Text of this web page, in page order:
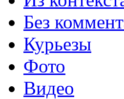
Без
Курьезы
Фото
Видео